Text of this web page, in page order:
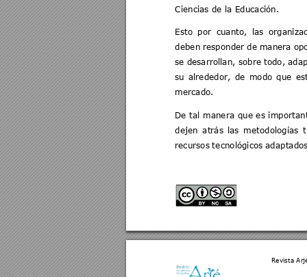
Ciencias de la Educación.
Esto por cuanto, las
deben responder de manera
se desarrollan, sobre todo,
su alrededor, de modo que
mercado.
De tal manera que es
dejen atrás las metodologías t
recursos tecnológicos
Revista